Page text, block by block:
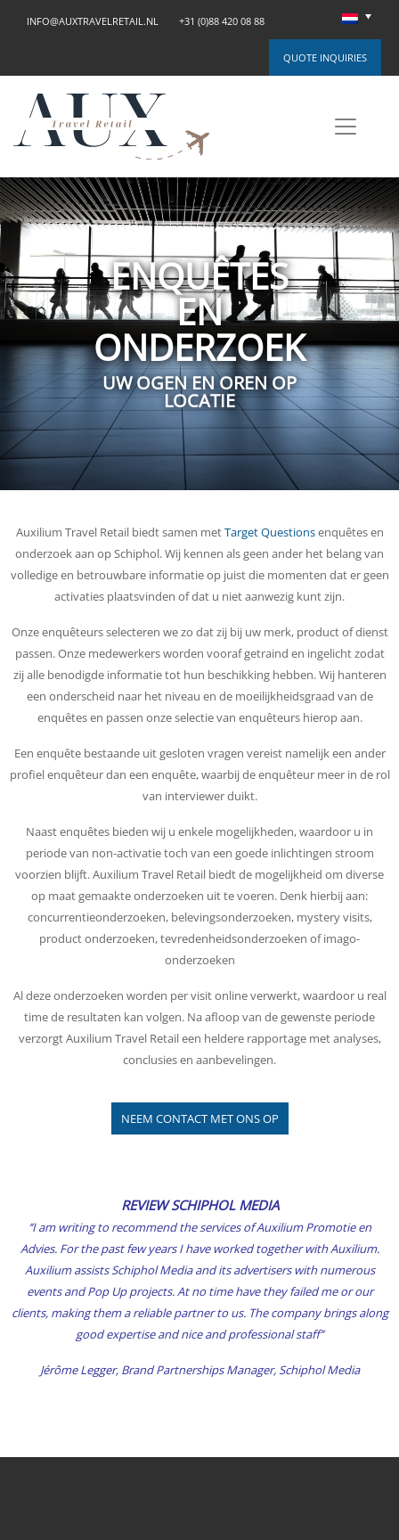
INFO@AUXTRAVELRETAIL.NL +31 (0)88 420 08 88
QUOTE INQUIRIES
ENQUÊTES
EN
ONDERZOEK
UW OGEN EN OREN OP
LOCATIE
Auxilium Travel Retail biedt samen metTarget Questionsenquêtes en
onderzoek aan op Schiphol. Wij kennen als geen ander het belang van
volledige en betrouwbare informatie op juist die momenten dat er geen
activaties plaatsvinden of dat u niet aanwezig kunt zijn.
Onze enquêteurs selecteren we zo dat zij bij uw merk, product of dienst
passen. Onze medewerkers worden vooraf getraind en ingelicht zodat
zij alle benodigde informatie tot hun beschikking hebben. Wij hanteren
een onderscheid naar het niveau en de moeilijkheidsgraad van de
enquêtes en passen onze selectie van enquêteurs hierop aan.
Een enquête bestaande uit gesloten vragen vereist namelijk een ander
profiel enquêteur dan een enquête, waarbij de enquêteur meer in de rol
van interviewer duikt.
Naast enquêtes bieden wij u enkele mogelijkheden, waardoor u in
periode van non-activatie toch van een goede inlichtingen stroom
voorzien blijft. Auxilium Travel Retail biedt de mogelijkheid om diverse
op maat gemaakte onderzoeken uit te voeren. Denk hierbij aan:
concurrentieonderzoeken, belevingsonderzoeken, mystery visits,
product onderzoeken, tevredenheidsonderzoeken of imago-
onderzoeken
Al deze onderzoeken worden per visit online verwerkt, waardoor u real
time de resultaten kan volgen. Na afloop van de gewenste periode
verzorgt Auxilium Travel Retail een heldere rapportage met analyses,
conclusies en aanbevelingen.
NEEM CONTACT MET ONS OP
REVIEW SCHIPHOL MEDIA
‘’I am writing to recommend the services of Auxilium Promotie en
Advies. For the past few years I have worked together with Auxilium.
Auxilium assists Schiphol Media and its advertisers with numerous
events and Pop Up projects. At no time have they failed me or our
clients, making them a reliable partner to us. The company brings along
good expertise and nice and professional staff’’
Jérôme Legger, Brand Partnerships Manager,Schiphol Media